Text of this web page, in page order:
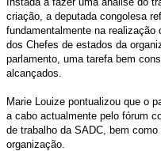
criação, a deputada congolesa
fundamentalmente na
dos Chefes de estados da
parlamento, uma tarefa bem
alcançados.
Marie Louize pontualizou que o
a cabo actualmente pelo fórum
de trabalho da SADC, bem
organização.